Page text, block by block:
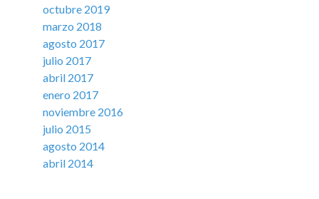
octubre 2019
marzo 2018
agosto 2017
julio 2017
abril 2017
enero 2017
noviembre 2016
julio 2015
agosto 2014
abril 2014